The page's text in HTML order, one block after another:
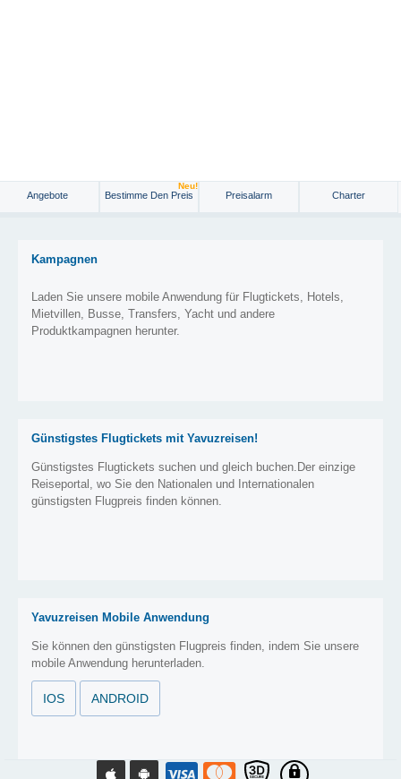
Angebote Bestimme Den Preis
Neu!
Preisalarm Charter
Kampagnen
Laden Sie unsere mobile Anwendung für Flugtickets, Hotels,
Mietvillen, Busse, Transfers, Yacht und andere
Produktkampagnen herunter.
Günstigstes Flugtickets mit Yavuzreisen!
Günstigstes Flugtickets suchen und gleich buchen.Der einzige
Reiseportal, wo Sie den Nationalen und Internationalen
günstigsten Flugpreis finden können.
Yavuzreisen Mobile Anwendung
Sie können den günstigsten Flugpreis finden, indem Sie unsere
mobile Anwendung herunterladen.
IOS ANDROID